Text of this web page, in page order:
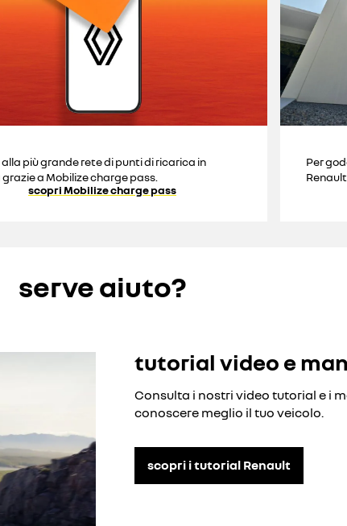
più grande rete di punti di ricarica in
grazie a Mobilize charge pass.
scopri Mobilize charge pass
Per
serve aiuto?
tutorial video e
Consulta i nostri video tutorial e i
conoscere meglio il tuo veicolo.
scopri i tutorial Renault